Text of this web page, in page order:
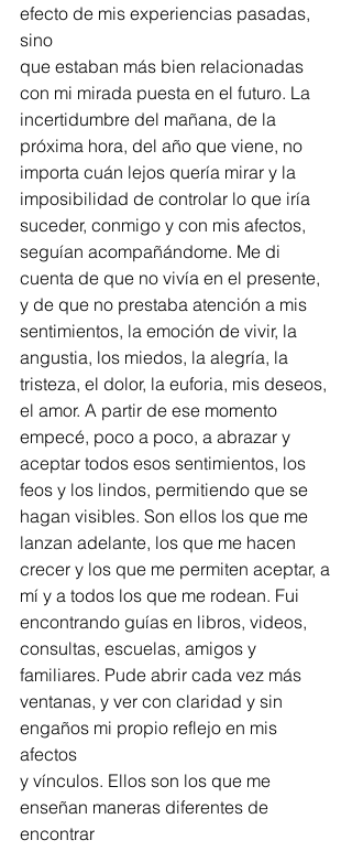
efecto de mis experiencias pasadas,
sino
que estaban más bien relacionadas
con mi mirada puesta en el futuro. La
incertidumbre del mañana, de la
próxima hora, del año que viene, no
importa cuán lejos quería mirar y la
imposibilidad de controlar lo que iría
suceder, conmigo y con mis afectos,
seguían acompañándome. Me di
cuenta de que no vivía en el presente,
y de que no prestaba atención a mis
sentimientos, la emoción de vivir, la
angustia, los miedos, la alegría, la
tristeza, el dolor, la euforia, mis deseos,
el amor. A partir de ese momento
empecé, poco a poco, a abrazar y
aceptar todos esos sentimientos, los
feos y los lindos, permitiendo que se
hagan visibles. Son ellos los que me
lanzan adelante, los que me hacen
crecer y los que me permiten aceptar, a
mí y a todos los que me rodean. Fui
encontrando guías en libros, videos,
consultas, escuelas, amigos y
familiares. Pude abrir cada vez más
ventanas, y ver con claridad y sin
engaños mi propio reflejo en mis
afectos
y vínculos. Ellos son los que me
enseñan maneras diferentes de
encontrar